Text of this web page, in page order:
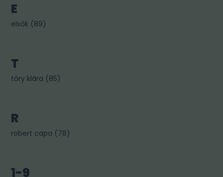
E
elsők (89)
T
tőry klára (85)
R
robert capa (78)
1-9